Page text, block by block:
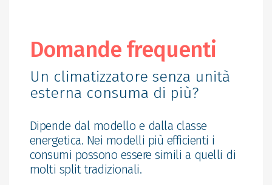
Domande frequenti
Un climatizzatore senza unità
esterna consuma di più?
Dipende dal modello e dalla classe
energetica. Nei modelli più efficienti i
consumi possono essere simili a quelli di
molti split tradizionali.